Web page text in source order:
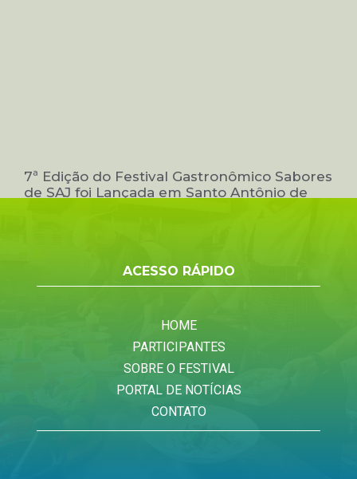
7ª Edição do Festival Gastronômico Sabores
de SAJ foi Lançada em Santo Antônio de
ACESSO RÁPIDO
HOME
PARTICIPANTES
SOBRE O FESTIVAL
PORTAL DE NOTÍCIAS
CONTATO